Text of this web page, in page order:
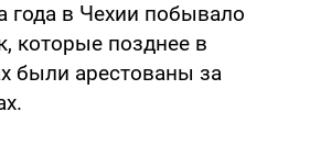
года в Чехии побывало
которые позднее в
были арестованы за